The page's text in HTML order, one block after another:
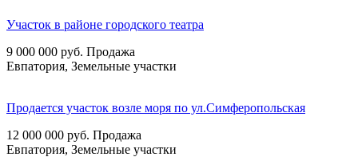
Участок в районе городского театра
9 000 000 руб. Продажа
Евпатория, Земельные участки
Продается участок возле моря по ул.Симферопольская
12 000 000 руб. Продажа
Евпатория, Земельные участки